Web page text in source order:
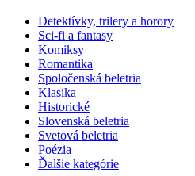
Detektívky, trilery a horory
Sci-fi a fantasy
Komiksy
Romantika
Spoločenská beletria
Klasika
Historické
Slovenská beletria
Svetová beletria
Poézia
Ďalšie kategórie